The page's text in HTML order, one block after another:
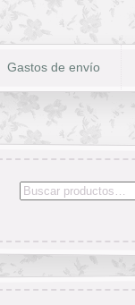
Gastos de envío
Buscar